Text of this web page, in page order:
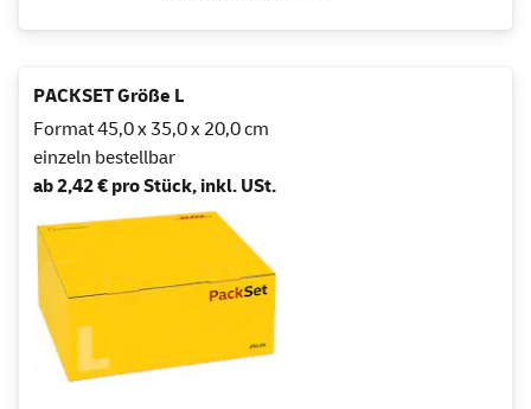
PACKSET Größe L
Format 45,0 x 35,0 x 20,0 cm
einzeln bestellbar
ab 2,42 € pro Stück, inkl. USt.